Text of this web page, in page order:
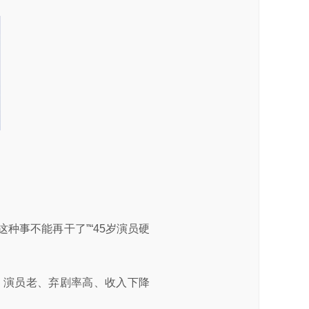
种事不能再干了”“45岁演员硬
员老、弃剧率高、收入下降